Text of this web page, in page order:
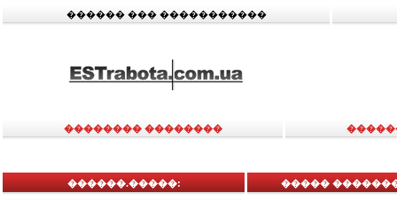
������ ��� �����������
�������� ��������
������.�����: �����